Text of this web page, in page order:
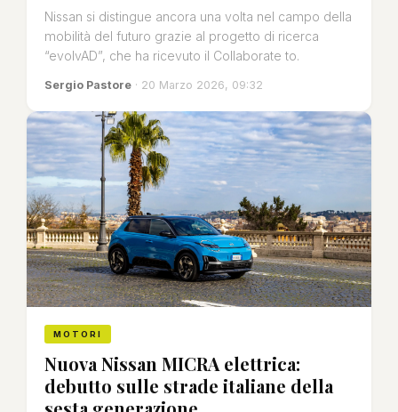
Nissan si distingue ancora una volta nel campo della
mobilità del futuro grazie al progetto di ricerca
“evolvAD”, che ha ricevuto il Collaborate to.
Sergio Pastore · 20 Marzo 2026, 09:32
MOTORI
Nuova Nissan MICRA elettrica:
debutto sulle strade italiane della